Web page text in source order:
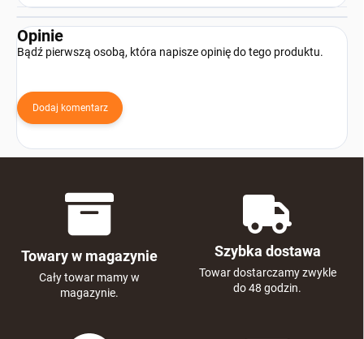
Opinie
Bądź pierwszą osobą, która napisze opinię do tego produktu.
Dodaj komentarz
Towary w magazynie
Cały towar mamy w
magazynie.
Szybka dostawa
Towar dostarczamy zwykle
do 48 godzin.